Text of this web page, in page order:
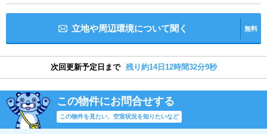
立地や周辺環境について聞く 無料
次回更新予定日まで 残り約14日12時間32分8秒
この物件にお問合せする
この物件を見たい、空室状況を知りたいなど